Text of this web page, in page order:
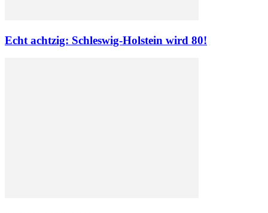
Echt achtzig: Schleswig-Holstein wird 80!